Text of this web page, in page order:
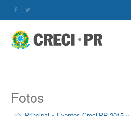
Fotos